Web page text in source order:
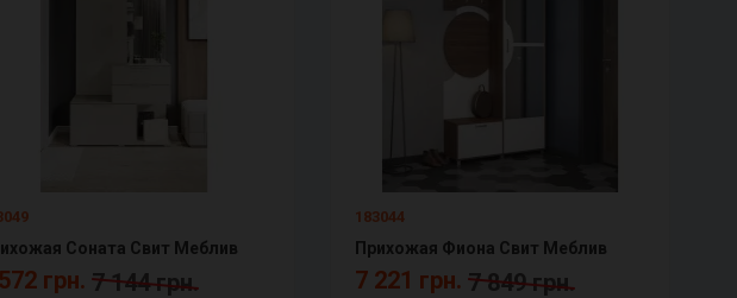
Соната Свит Меблив
грн. 7 144 грн.
183044
Прихожая Фиона Свит Меблив
7 221 грн. 7 849 грн.